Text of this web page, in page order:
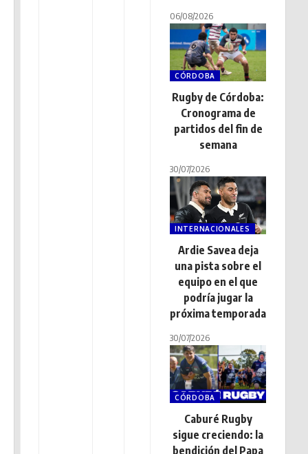
06/08/2026
CÓRDOBA
Rugby de Córdoba:
Cronograma de
partidos del fin de
semana
30/07/2026
INTERNACIONALES
Ardie Savea deja
una pista sobre el
equipo en el que
podría jugar la
próxima temporada
30/07/2026
CÓRDOBA
Caburé Rugby
sigue creciendo: la
bendición del Papa